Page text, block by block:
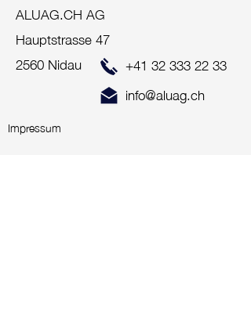
ALUAG.CH AG
Hauptstrasse 47
2560 Nidau
+41 32 333 22 33
info@aluag.ch
Impressum